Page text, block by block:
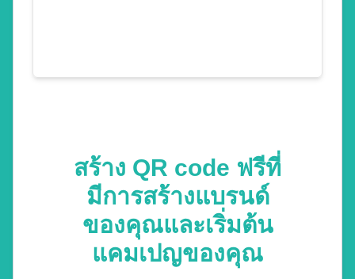
สร้าง QR code ฟรีที่
มีการสร้างแบรนด์
ของคุณและเริ่มต้น
แคมเปญของคุณ